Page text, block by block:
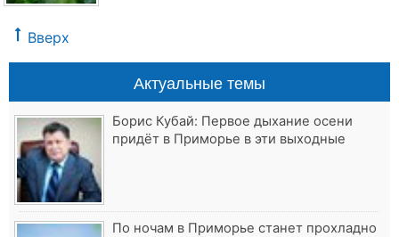
Вверх
Актуальные темы
Борис Кубай: Первое дыхание осени
придёт в Приморье в эти выходные
По ночам в Приморье станет прохладно